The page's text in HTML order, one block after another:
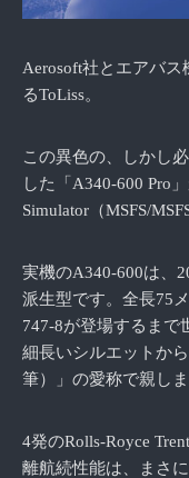
Aerosoft社とエアバ
るToLiss。
この異色の、しかし
した「A340-600 Pro
Simulator（MSFS/
実機のA340-600は、
派生型です。全長75
747-8が登場するまで
細長いシルエットか
筆）」の愛称で親し
4発のRolls-Royce
離航続性能は、まさ